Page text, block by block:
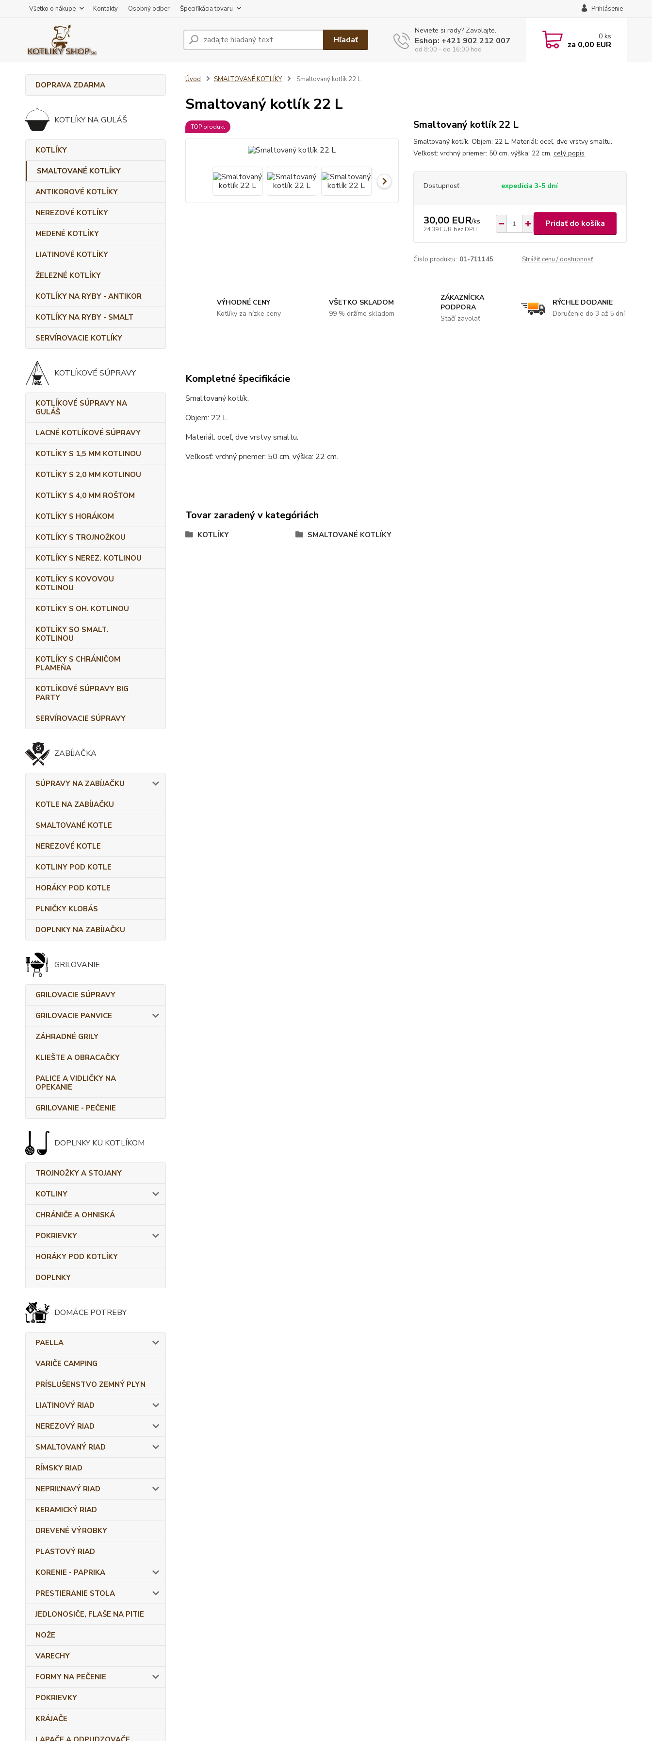
Všetko o nákupe Kontakty Osobný odber Špecifikácia tovaru Prihlásenie
Hľadať
Neviete si rady? Zavolajte.
Eshop: +421 902 212 007
od 8:00 - do 16:00 hod
0 ks
za 0,00 EUR
DOPRAVA ZDARMA
KOTLÍKY NA GULÁŠ
KOTLÍKY
SMALTOVANÉ KOTLÍKY
ANTIKOROVÉ KOTLÍKY
NEREZOVÉ KOTLÍKY
MEDENÉ KOTLÍKY
LIATINOVÉ KOTLÍKY
ŽELEZNÉ KOTLÍKY
KOTLÍKY NA RYBY - ANTIKOR
KOTLÍKY NA RYBY - SMALT
SERVÍROVACIE KOTLÍKY
KOTLÍKOVÉ SÚPRAVY
KOTLÍKOVÉ SÚPRAVY NA
GULÁŠ
LACNÉ KOTLÍKOVÉ SÚPRAVY
KOTLÍKY S 1,5 MM KOTLINOU
KOTLÍKY S 2,0 MM KOTLINOU
KOTLÍKY S 4,0 MM ROŠTOM
KOTLÍKY S HORÁKOM
KOTLÍKY S TROJNOŽKOU
KOTLÍKY S NEREZ. KOTLINOU
KOTLÍKY S KOVOVOU
KOTLINOU
KOTLÍKY S OH. KOTLINOU
KOTLÍKY SO SMALT.
KOTLINOU
KOTLÍKY S CHRÁNIČOM
PLAMEŇA
KOTLÍKOVÉ SÚPRAVY BIG
PARTY
SERVÍROVACIE SÚPRAVY
ZABÍJAČKA
SÚPRAVY NA ZABÍJAČKU
KOTLE NA ZABÍJAČKU
SMALTOVANÉ KOTLE
NEREZOVÉ KOTLE
KOTLINY POD KOTLE
HORÁKY POD KOTLE
PLNIČKY KLOBÁS
DOPLNKY NA ZABÍJAČKU
GRILOVANIE
GRILOVACIE SÚPRAVY
GRILOVACIE PANVICE
ZÁHRADNÉ GRILY
KLIEŠTE A OBRACAČKY
PALICE A VIDLIČKY NA
OPEKANIE
GRILOVANIE - PEČENIE
DOPLNKY KU KOTLÍKOM
TROJNOŽKY A STOJANY
KOTLINY
CHRÁNIČE A OHNISKÁ
POKRIEVKY
HORÁKY POD KOTLÍKY
DOPLNKY
DOMÁCE POTREBY
PAELLA
VARIČE CAMPING
PRÍSLUŠENSTVO ZEMNÝ PLYN
LIATINOVÝ RIAD
NEREZOVÝ RIAD
SMALTOVANÝ RIAD
RÍMSKY RIAD
NEPRIĽNAVÝ RIAD
KERAMICKÝ RIAD
DREVENÉ VÝROBKY
PLASTOVÝ RIAD
KORENIE - PAPRIKA
PRESTIERANIE STOLA
JEDLONOSIČE, FLAŠE NA PITIE
NOŽE
VARECHY
FORMY NA PEČENIE
POKRIEVKY
KRÁJAČE
Úvod SMALTOVANÉ KOTLÍKY Smaltovaný kotlík 22 L
Smaltovaný kotlík 22 L
TOP produkt Smaltovaný kotlík 22 L
Smaltovaný kotlík. Objem: 22 L. Materiál: oceľ, dve vrstvy smaltu.
Veľkosť: vrchný priemer: 50 cm, výška: 22 cm. celý popis
Dostupnosť expedícia 3-5 dní
30,00 EUR/ks
24,39 EUR bez DPH
Pridať do košíka
Číslo produktu: 01-711145 Strážiť cenu / dostupnosť
VÝHODNÉ CENY
Kotlíky za nízke ceny
VŠETKO SKLADOM
99 % držíme skladom
ZÁKAZNÍCKA
PODPORA
Stačí zavolať
RÝCHLE DODANIE
Doručenie do 3 až 5 dní
Kompletné špecifikácie
Smaltovaný kotlík.
Objem: 22 L.
Materiál: oceľ, dve vrstvy smaltu.
Veľkosť: vrchný priemer: 50 cm, výška: 22 cm.
Tovar zaradený v kategóriách
KOTLÍKY SMALTOVANÉ KOTLÍKY